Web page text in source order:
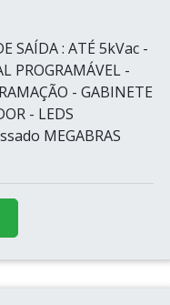
SAÍDA : ATÉ 5kVac -
PROGRAMÁVEL -
- GABINETE
- LEDS
MEGABRAS